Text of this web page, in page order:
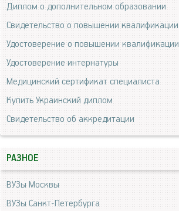
Диплом о дополнительном образовании
Свидетельство о повышении квалификации
Удостоверение о повышении квалификации
Удостоверение интернатуры
Медицинский сертификат специалиста
Купить Украинский диплом
Свидетельство об аккредитации
РАЗНОЕ
ВУЗы Москвы
ВУЗы Санкт-Петербурга